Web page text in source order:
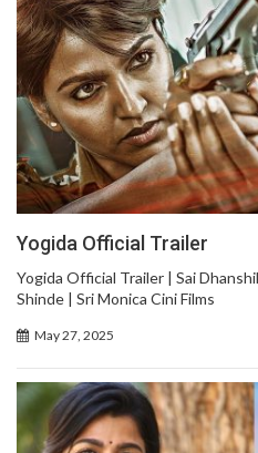
Yogida Official Trailer
Yogida Official Trailer | Sai
Shinde | Sri Monica Cini Films
May 27, 2025